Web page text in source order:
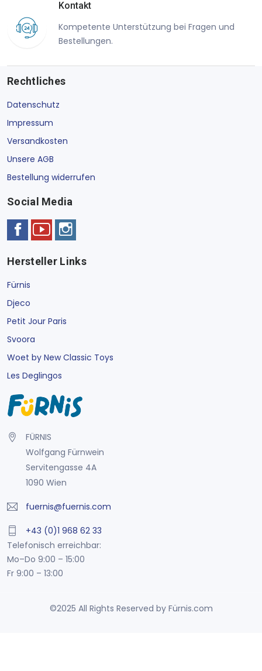
Kontakt
Kompetente Unterstützung bei Fragen und
Bestellungen.
Rechtliches
Datenschutz
Impressum
Versandkosten
Unsere AGB
Bestellung widerrufen
Social Media
Hersteller Links
Fürnis
Djeco
Petit Jour Paris
Svoora
Woet by New Classic Toys
Les Deglingos
FÜRNIS
Wolfgang Fürnwein
Servitengasse 4A
1090 Wien
fuernis@fuernis.com
+43 (0)1 968 62 33
Telefonisch erreichbar:
Mo–Do 9:00 – 15:00
Fr 9:00 – 13:00
©2025 All Rights Reserved by Fürnis.com